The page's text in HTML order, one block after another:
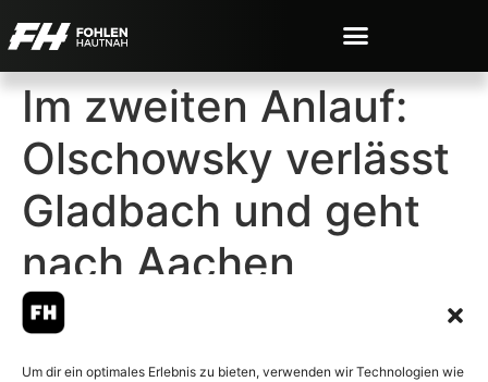
Um dir ein optimales Erlebnis zu bieten, verwenden wir Technologien wie
Im zweiten Anlauf:
Olschowsky verlässt
Gladbach und geht
nach Aachen